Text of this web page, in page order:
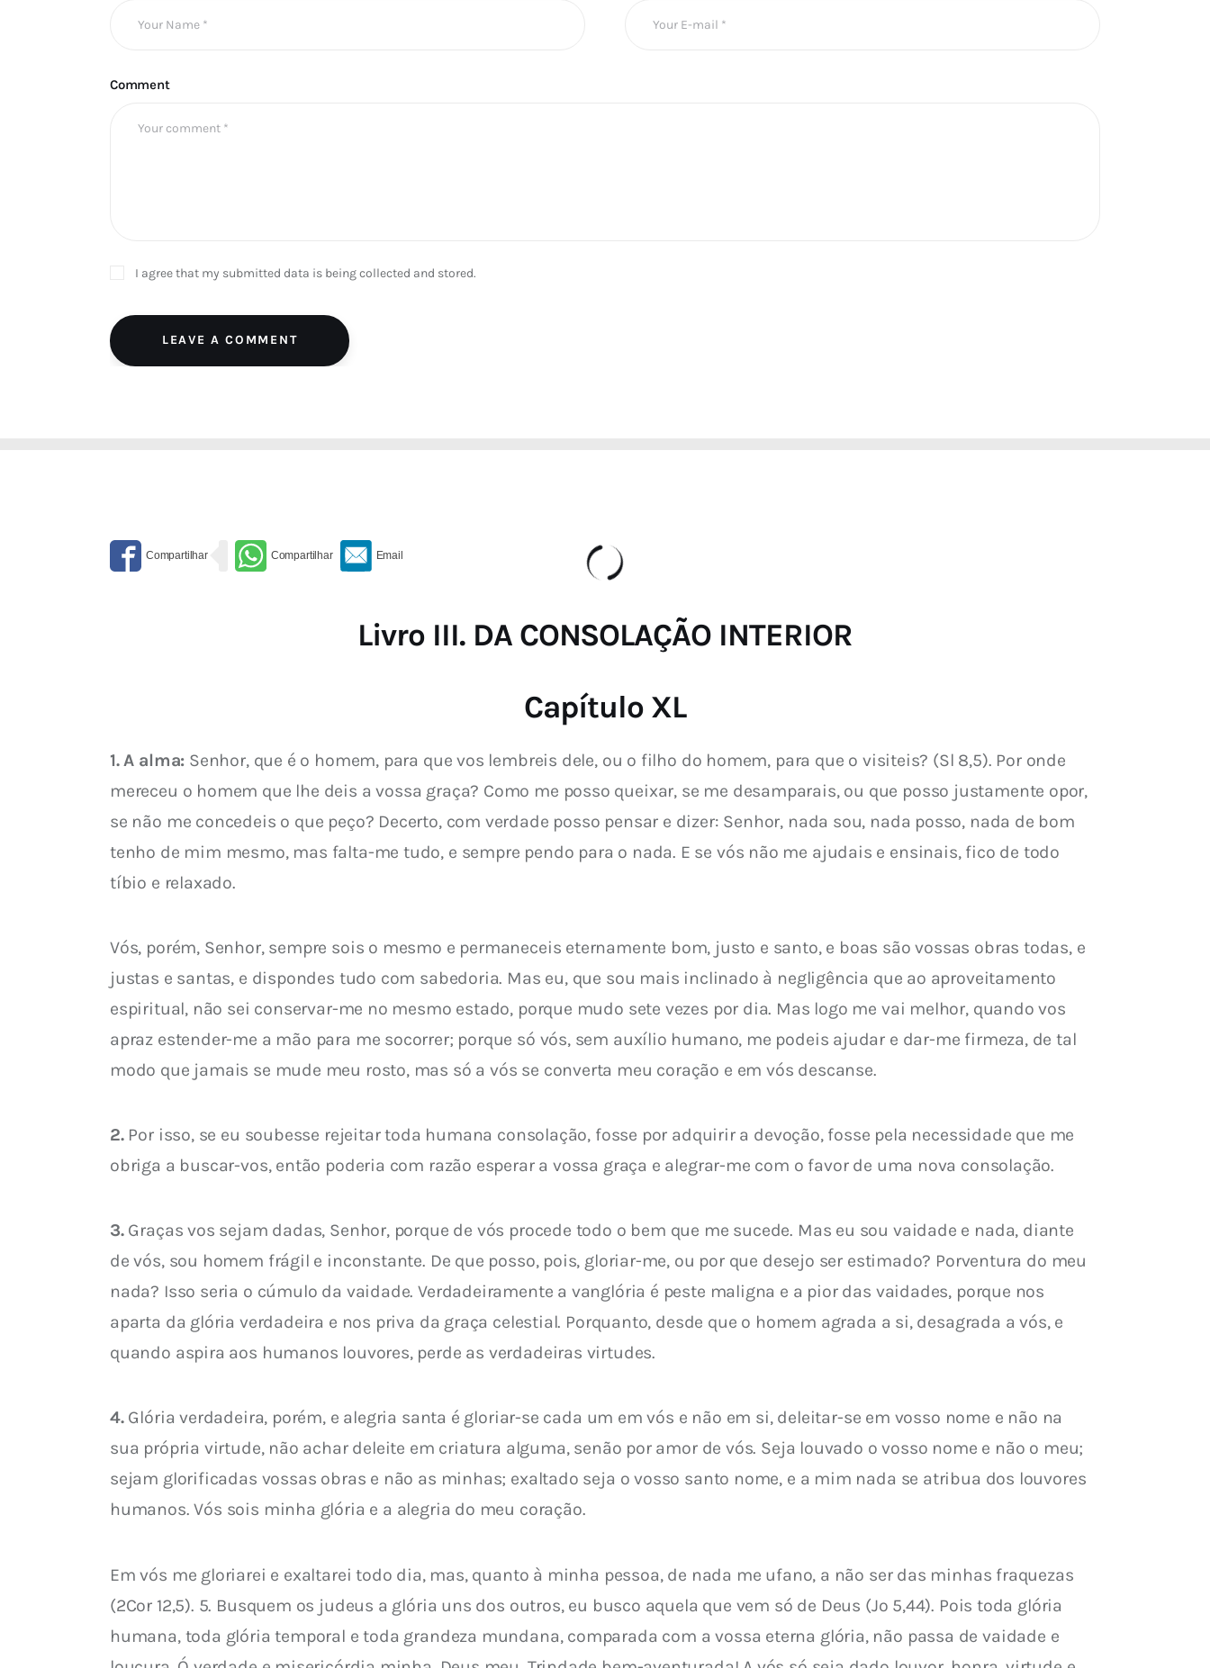
Comment
I agree that my submitted data is being collected and stored.
LEAVE A COMMENT
Livro III. DA CONSOLAÇÃO INTERIOR
Capítulo XL
1. A alma: Senhor, que é o homem, para que vos lembreis dele, ou o filho do homem, para que o visiteis? (Sl 8,5). Por onde
mereceu o homem que lhe deis a vossa graça? Como me posso queixar, se me desamparais, ou que posso justamente opor,
se não me concedeis o que peço? Decerto, com verdade posso pensar e dizer: Senhor, nada sou, nada posso, nada de bom
tenho de mim mesmo, mas falta-me tudo, e sempre pendo para o nada. E se vós não me ajudais e ensinais, fico de todo
tíbio e relaxado.
Vós, porém, Senhor, sempre sois o mesmo e permaneceis eternamente bom, justo e santo, e boas são vossas obras todas, e
justas e santas, e dispondes tudo com sabedoria. Mas eu, que sou mais inclinado à negligência que ao aproveitamento
espiritual, não sei conservar-me no mesmo estado, porque mudo sete vezes por dia. Mas logo me vai melhor, quando vos
apraz estender-me a mão para me socorrer; porque só vós, sem auxílio humano, me podeis ajudar e dar-me firmeza, de tal
modo que jamais se mude meu rosto, mas só a vós se converta meu coração e em vós descanse.
2. Por isso, se eu soubesse rejeitar toda humana consolação, fosse por adquirir a devoção, fosse pela necessidade que me
obriga a buscar-vos, então poderia com razão esperar a vossa graça e alegrar-me com o favor de uma nova consolação.
3. Graças vos sejam dadas, Senhor, porque de vós procede todo o bem que me sucede. Mas eu sou vaidade e nada, diante
de vós, sou homem frágil e inconstante. De que posso, pois, gloriar-me, ou por que desejo ser estimado? Porventura do meu
nada? Isso seria o cúmulo da vaidade. Verdadeiramente a vanglória é peste maligna e a pior das vaidades, porque nos
aparta da glória verdadeira e nos priva da graça celestial. Porquanto, desde que o homem agrada a si, desagrada a vós, e
quando aspira aos humanos louvores, perde as verdadeiras virtudes.
4. Glória verdadeira, porém, e alegria santa é gloriar-se cada um em vós e não em si, deleitar-se em vosso nome e não na
sua própria virtude, não achar deleite em criatura alguma, senão por amor de vós. Seja louvado o vosso nome e não o meu;
sejam glorificadas vossas obras e não as minhas; exaltado seja o vosso santo nome, e a mim nada se atribua dos louvores
humanos. Vós sois minha glória e a alegria do meu coração.
Em vós me gloriarei e exaltarei todo dia, mas, quanto à minha pessoa, de nada me ufano, a não ser das minhas fraquezas
(2Cor 12,5). 5. Busquem os judeus a glória uns dos outros, eu busco aquela que vem só de Deus (Jo 5,44). Pois toda glória
humana, toda glória temporal e toda grandeza mundana, comparada com a vossa eterna glória, não passa de vaidade e